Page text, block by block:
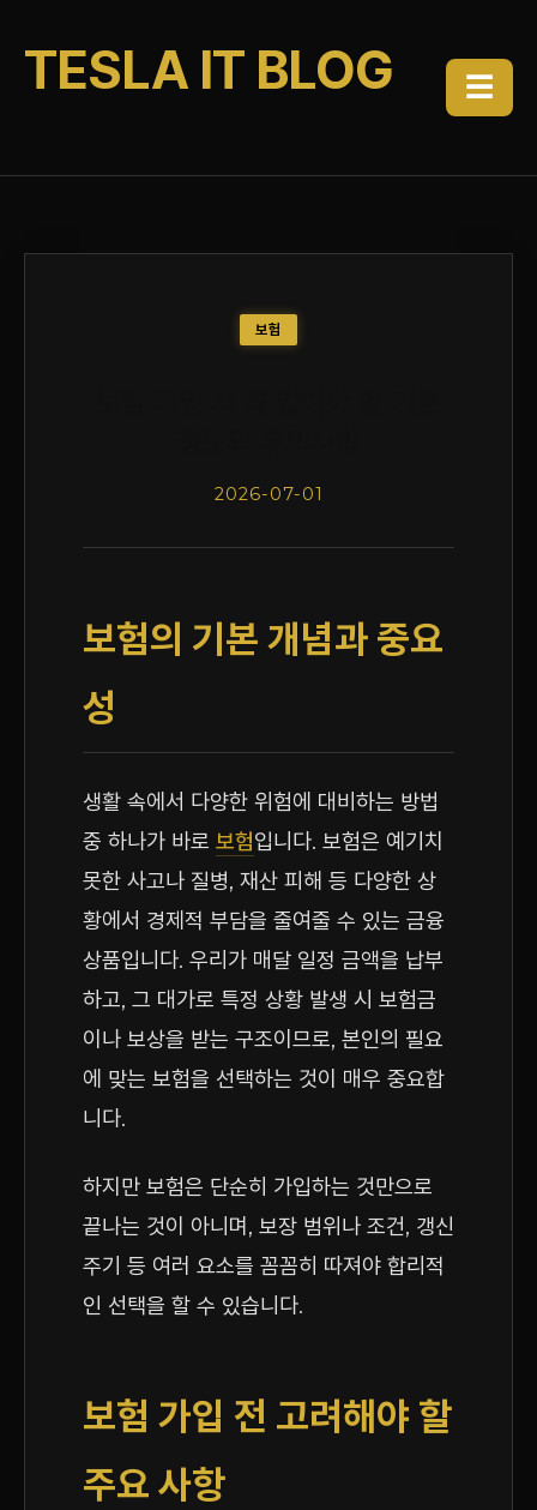
TESLA IT BLOG ☰
보험
2026-07-01
보험의 기본 개념과 중요
성
생활 속에서 다양한 위험에 대비하는 방법
중 하나가 바로 보험입니다. 보험은 예기치
못한 사고나 질병, 재산 피해 등 다양한 상
황에서 경제적 부담을 줄여줄 수 있는 금융
상품입니다. 우리가 매달 일정 금액을 납부
하고, 그 대가로 특정 상황 발생 시 보험금
이나 보상을 받는 구조이므로, 본인의 필요
에 맞는 보험을 선택하는 것이 매우 중요합
니다.
하지만 보험은 단순히 가입하는 것만으로
끝나는 것이 아니며, 보장 범위나 조건, 갱신
주기 등 여러 요소를 꼼꼼히 따져야 합리적
인 선택을 할 수 있습니다.
보험 가입 전 고려해야 할
주요 사항